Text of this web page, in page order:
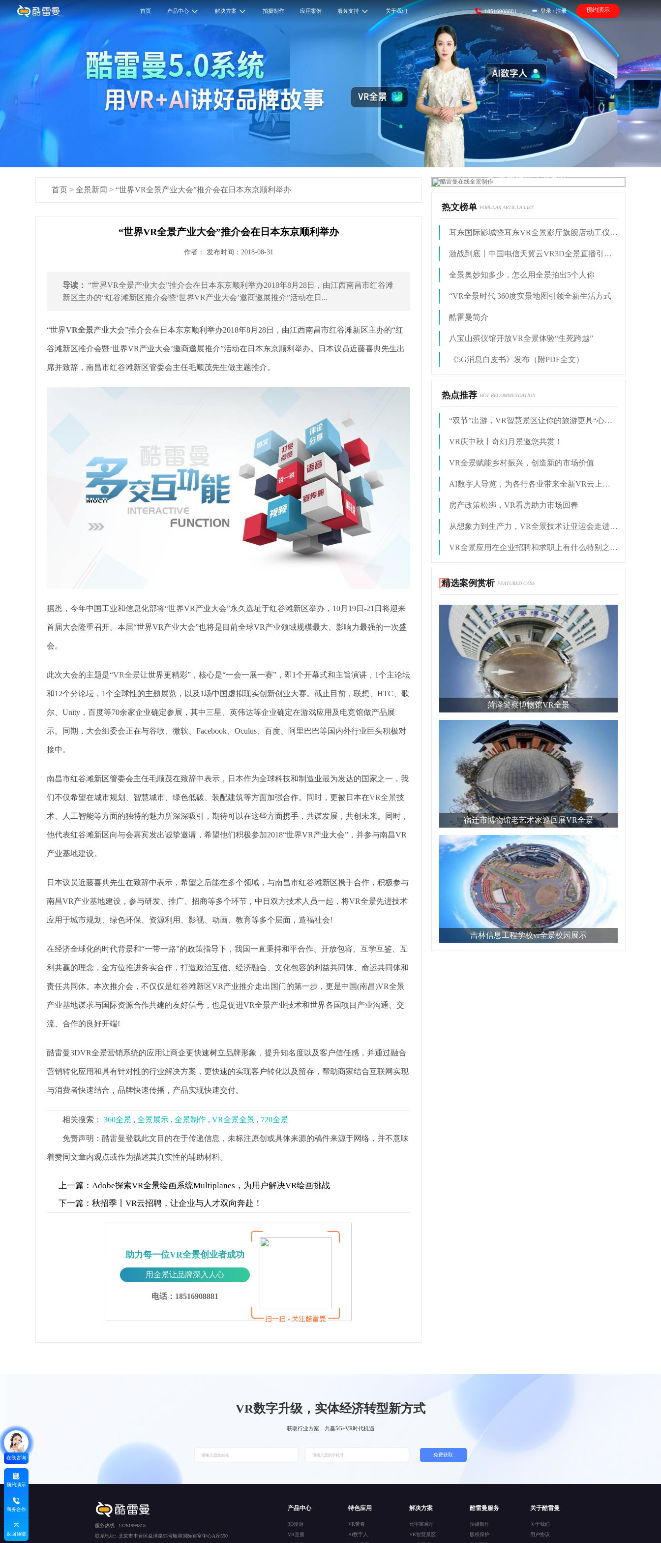
首页 产品中心 解决方案 拍摄制作 应用案例 服务支持 关于我们 18516908881 登录 / 注册 预约演示
首页 > 全景新闻 > “世界VR全景产业大会”推介会在日本东京顺利举办
“世界VR全景产业大会”推介会在日本东京顺利举办
作者： 发布时间：2018-08-31
导读： “世界VR全景产业大会”推介会在日本东京顺利举办2018年8月28日，由江西南昌市红谷滩
新区主办的“红谷滩新区推介会暨‘世界VR产业大会’邀商邀展推介”活动在日...
“世界VR全景产业大会”推介会在日本东京顺利举办2018年8月28日，由江西南昌市红谷滩新区主办的“红
谷滩新区推介会暨‘世界VR产业大会’邀商邀展推介”活动在日本东京顺利举办。日本议员近藤喜典先生出
席并致辞，南昌市红谷滩新区管委会主任毛顺茂先生做主题推介。
据悉，今年中国工业和信息化部将“世界VR产业大会”永久选址于红谷滩新区举办，10月19日-21日将迎来
首届大会隆重召开。本届“世界VR产业大会”也将是目前全球VR产业领域规模最大、影响力最强的一次盛
会。
此次大会的主题是“VR全景让世界更精彩”，核心是“一会一展一赛”，即1个开幕式和主旨演讲，1个主论坛
和12个分论坛，1个全球性的主题展览，以及1场中国虚拟现实创新创业大赛。截止目前，联想、HTC、歌
尔、Unity，百度等70余家企业确定参展，其中三星、英伟达等企业确定在游戏应用及电竞馆做产品展
示。同期，大会组委会正在与谷歌、微软、Facebook、Oculus、百度、阿里巴巴等国内外行业巨头积极对
接中。
南昌市红谷滩新区管委会主任毛顺茂在致辞中表示，日本作为全球科技和制造业最为发达的国家之一，我
们不仅希望在城市规划、智慧城市、绿色低碳、装配建筑等方面加强合作。同时，更被日本在VR全景技
术、人工智能等方面的独特的魅力所深深吸引，期待可以在这些方面携手，共谋发展，共创未来。同时，
他代表红谷滩新区向与会嘉宾发出诚挚邀请，希望他们积极参加2018“世界VR产业大会”，并参与南昌VR
产业基地建设。
日本议员近藤喜典先生在致辞中表示，希望之后能在多个领域，与南昌市红谷滩新区携手合作，积极参与
南昌VR产业基地建设，参与研发、推广、招商等多个环节，中日双方技术人员一起，将VR全景先进技术
应用于城市规划、绿色环保、资源利用、影视、动画、教育等多个层面，造福社会!
在经济全球化的时代背景和“一带一路”的政策指导下，我国一直秉持和平合作、开放包容、互学互鉴、互
利共赢的理念，全方位推进务实合作，打造政治互信、经济融合、文化包容的利益共同体、命运共同体和
责任共同体。本次推介会，不仅仅是红谷滩新区VR产业推介走出国门的第一步，更是中国(南昌)VR全景
产业基地谋求与国际资源合作共建的友好信号，也是促进VR全景产业技术和世界各国项目产业沟通、交
流、合作的良好开端!
酷雷曼3DVR全景营销系统的应用让商企更快速树立品牌形象，提升知名度以及客户信任感，并通过融合
营销转化应用和具有针对性的行业解决方案，更快速的实现客户转化以及留存，帮助商家结合互联网实现
与消费者快速结合，品牌快速传播，产品实现快速交付。
相关搜索： 360全景 , 全景展示 , 全景制作 , VR全景全景 , 720全景
免责声明：酷雷曼登载此文目的在于传递信息，未标注原创或具体来源的稿件来源于网络，并不意味
着赞同文章内观点或作为描述其真实性的辅助材料。
上一篇： Adobe探索VR全景绘画系统Multiplanes，为用户解决VR绘画挑战
下一篇： 秋招季丨VR云招聘，让企业与人才双向奔赴！
助力每一位VR全景创业者成功
用全景让品牌深入人心
电话：18516908881
酷雷曼在线全景制作
热文榜单 POPULAR ARTICLA LIST
耳东国际影城暨耳东VR全景影厅旗舰店动工仪式盛大举行
激战到底丨中国电信天翼云VR3D全景直播引燃拳击热火
全景奥妙知多少，怎么用全景拍出5个人你
“VR全景时代 360度实景地图引领全新生活方式
酷雷曼简介
八宝山殡仪馆开放VR全景体验“生死跨越”
《5G消息白皮书》发布（附PDF全文）
热点推荐 HOT RECOMMENDATION
“双节”出游，VR智慧景区让你的旅游更具“心价比”
VR庆中秋丨奇幻月景邀您共赏！
VR全景赋能乡村振兴，创造新的市场价值
AI数字人导览，为各行各业带来全新VR云上服务体验
房产政策松绑，VR看房助力市场回春
从想象力到生产力，VR全景技术让亚运会走进你的身边
VR全景应用在企业招聘和求职上有什么特别之处？
精选案例赏析 FEATURED CASE
菏泽警察博物馆VR全景
宿迁市博物馆老艺术家巡回展VR全景
吉林信息工程学校vr全景校园展示
在线咨询
预约演示
商务合作
返回顶部
VR数字升级，实体经济转型新方式
获取行业方案，共赢5G+VR时代机遇
免费获取
服务热线:
13261999818
联系地址: 北京市丰台区益泽路55号顺和国际财富中心A座550
产品中心
3D漫游
VR直播
特色应用
VR带看
AI数字人
解决方案
元宇宙展厅
VR智慧景区
酷雷曼服务
拍摄制作
版权保护
关于酷雷曼
关于我们
用户协议